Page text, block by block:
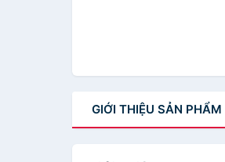
GIỚI THIỆU SẢN PHẨM